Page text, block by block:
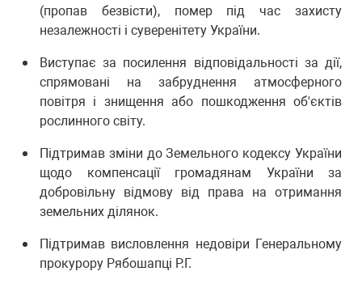
(пропав безвісти), помер під час захисту
незалежності і суверенітету України.
Виступає за посилення відповідальності за дії,
спрямовані на забруднення атмосферного
повітря і знищення або пошкодження об'єктів
рослинного світу.
Підтримав зміни до Земельного кодексу України
щодо компенсації громадянам України за
добровільну відмову від права на отримання
земельних ділянок.
Підтримав висловлення недовіри Генеральному
прокурору Рябошапці Р.Г.